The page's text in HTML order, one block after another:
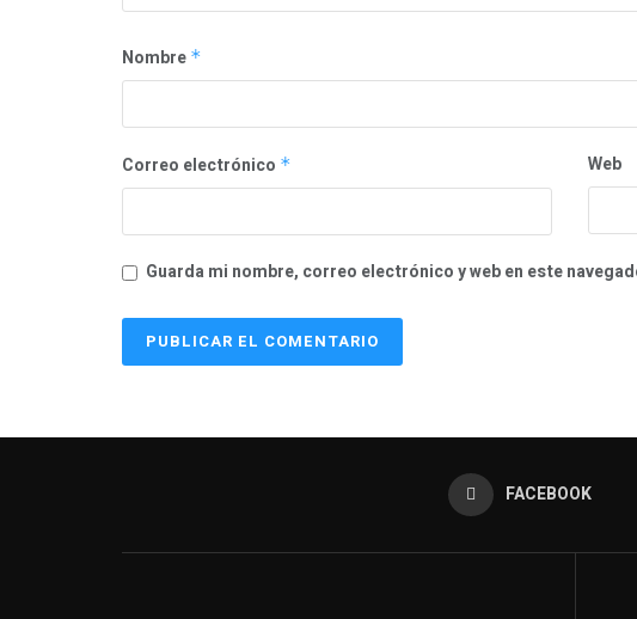
Nombre *
Correo electrónico * Web
Guarda mi nombre, correo electrónico y web en este
FACEBOOK